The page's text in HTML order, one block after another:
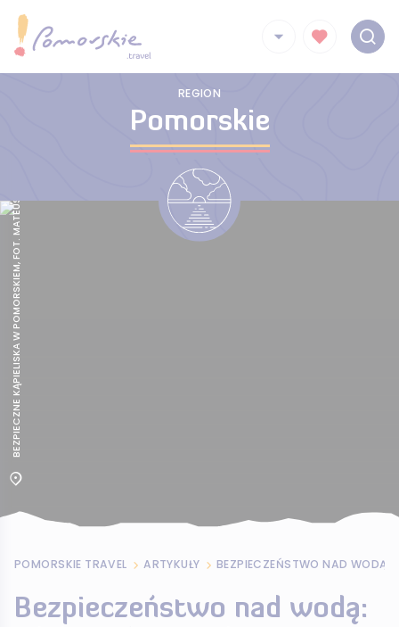
REGION
Pomorskie
BEZPIECZNE KĄPIELISKA W POMORSKIEM, FOT. MATEUSZ OCHOCKI / KFP
POMORSKIE TRAVEL ARTYKUŁY
Bezpieczeństwo nad wodą: